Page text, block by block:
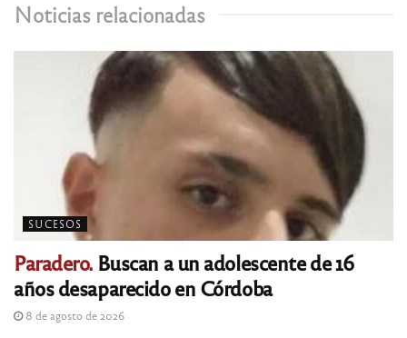
Noticias relacionadas
SUCESOS
Paradero. Buscan a un adolescente de 16
años desaparecido en Córdoba
8 de agosto de 2026